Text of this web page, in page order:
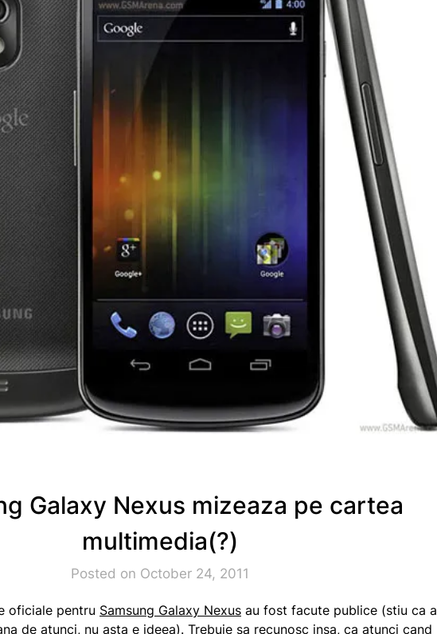
Galaxy Nexus mizeaza pe cartea
multimedia(?)
Posted on October 24, 2011
oficiale pentru Samsung Galaxy Nexus au fost facute publice (stiu ca a
de atunci, nu asta e ideea). Trebuie sa recunosc insa, ca atunci cand